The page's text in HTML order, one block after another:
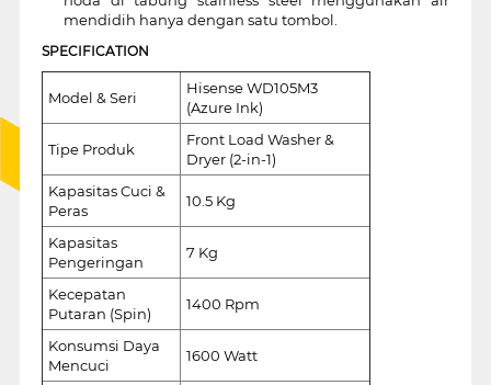
mendidih hanya dengan satu tombol.
SPECIFICATION
Model & Seri
Hisense WD105M3
(Azure Ink)
Tipe Produk
Front Load Washer &
Dryer (2-in-1)
Kapasitas Cuci &
Peras
10.5 Kg
Kapasitas
Pengeringan
7 Kg
Kecepatan
Putaran (Spin)
1400 Rpm
Konsumsi Daya
Mencuci
1600 Watt